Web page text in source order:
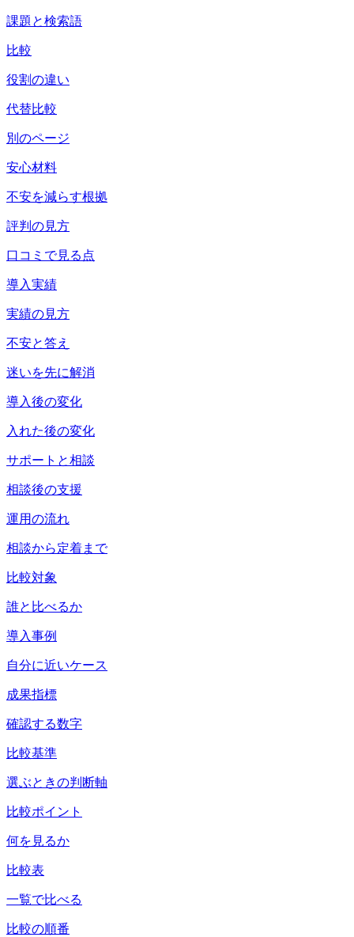
課題と検索語
比較
役割の違い
代替比較
別のページ
安心材料
不安を減らす根拠
評判の見方
口コミで見る点
導入実績
実績の見方
不安と答え
迷いを先に解消
導入後の変化
入れた後の変化
サポートと相談
相談後の支援
運用の流れ
相談から定着まで
比較対象
誰と比べるか
導入事例
自分に近いケース
成果指標
確認する数字
比較基準
選ぶときの判断軸
比較ポイント
何を見るか
比較表
一覧で比べる
比較の順番